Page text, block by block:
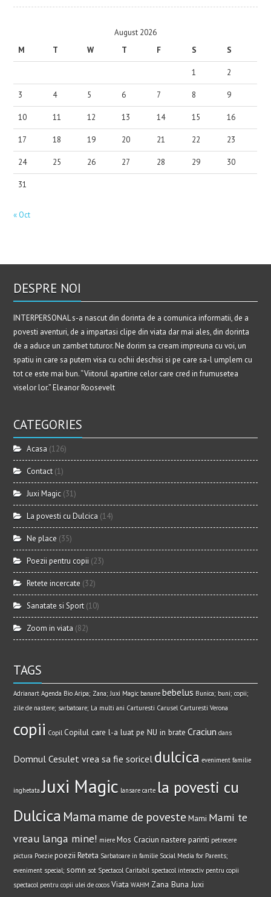
August 2026
M
T W T F S S
1 2
3 4 5 6 7 8 9
10 11 12 13 14 15 16
17 18 19 20 21 22 23
24 25 26 27 28 29 30
31
« Oct
DESPRE NOI
INTERPERSONAL s-a nascut din dorinta de a comunica informatii, de a
povesti aventuri, de a impartasi clipe din viata dar mai ales, din dorinta
de a aduce un zambet tuturor. Ne dorim sa cream impreuna cu voi, un
spatiu in care sa putem visa cu ochii deschisi si pe care sa-l umplem cu
tot ce este mai bun. “Viitorul apartine celor care cred in frumusetea
viselor lor.” Eleanor Roosevelt
CATEGORIES
Acasa (126)
Contact (1)
Juxi Magic (31)
La povesti cu Dulcica (14)
Ne place (35)
Poezii pentru copii (23)
Retete incercate (32)
Sanatate si Sport (10)
Zoom in viata (82)
TAGS
Adrianart Agenda Bio Aripa; Zana; Juxi Magic banane bebelus Bunica; buni; copii;
zile de nastere; sarbatoare; La multi ani Carturesti Carusel Carturesti Verona
copii Copil Copilul care l-a luat pe NU in brate Craciun dans
Domnul Cesulet vrea sa fie soricel dulcica eveniment familie
inghetata Juxi Magic lansare carte la povesti cu
Dulcica Mama mame de poveste Mami Mami te
vreau langa mine! miere Mos Craciun nastere parinti petrecere
pictura Poezie poezii Reteta Sarbatoare in familie Social Media for Parents;
eveniment special; somn sot Spectacol Caritabil spectacol interactiv pentru copii
spectacol pentru copii ulei de cocos Viata WAHM Zana Buna Juxi